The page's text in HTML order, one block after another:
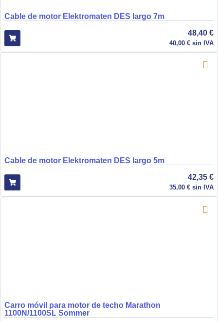
Cable de motor Elektromaten DES largo 7m
48,40 €
40,00 € sin IVA
Cable de motor Elektromaten DES largo 5m
42,35 €
35,00 € sin IVA
Carro móvil para motor de techo Marathon
1100N/1100SL Sommer